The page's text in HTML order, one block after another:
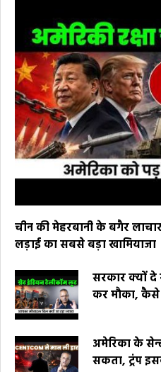
चीन की मेहरबानी के बगैर
लड़ाई का सबसे बड़ा खामियाजा
सरकार क्यों दे
कर मौका,
अमेरिका के
सकता, ट्रंप